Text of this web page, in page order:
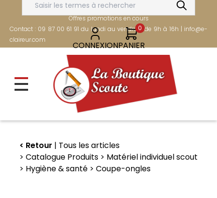
contenu
principal
FRAIS DE PORT OFFERTS DÈS 80€
Offres promotions en cours
Contact : 09 87 00 61 91 du lundi au vendredi de 9h à 16h | info@e-
claireur.com
CONNEXION
0
PANIER
Retour
Tous les articles
Catalogue Produits
Matériel individuel scout
Hygiène & santé
Coupe-ongles